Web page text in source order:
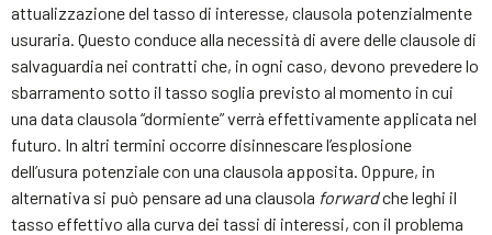
attualizzazione del tasso di interesse, clausola potenzialmente
usuraria. Questo conduce alla necessità di avere delle clausole di
salvaguardia nei contratti che, in ogni caso, devono prevedere lo
sbarramento sotto il tasso soglia previsto al momento in cui
una data clausola “dormiente” verrà effettivamente applicata nel
futuro. In altri termini occorre disinnescare l’esplosione
dell’usura potenziale con una clausola apposita. Oppure, in
alternativa si può pensare ad una clausola forwardche leghi il
tasso effettivo alla curva dei tassi di interessi, con il problema